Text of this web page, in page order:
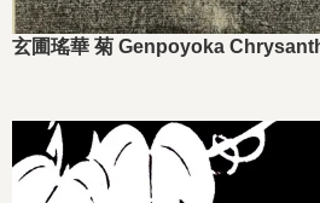
玄圃瑤華 菊 Genpoyoka